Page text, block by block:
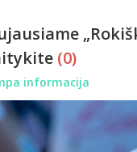
(0)
informacija